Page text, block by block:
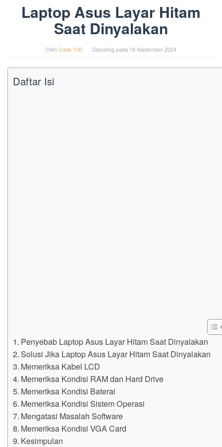
Laptop Asus Layar Hitam
Saat Dinyalakan
OlehGads 100 Diposting pada 18 September 2024
Daftar Isi
Penyebab Laptop Asus Layar Hitam Saat Dinyalakan
Solusi Jika Laptop Asus Layar Hitam Saat Dinyalakan
Memeriksa Kabel LCD
Memeriksa Kondisi RAM dan Hard Drive
Memeriksa Kondisi Baterai
Memeriksa Kondisi Sistem Operasi
Mengatasi Masalah Software
Memeriksa Kondisi VGA Card
Kesimpulan